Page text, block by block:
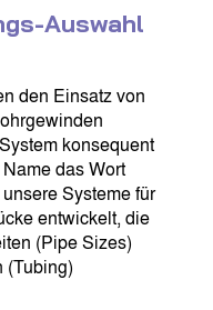
Auswahl
den Einsatz von
konsequent
das Wort
Systeme für
entwickelt, die
(Pipe Sizes)
(Tubing)